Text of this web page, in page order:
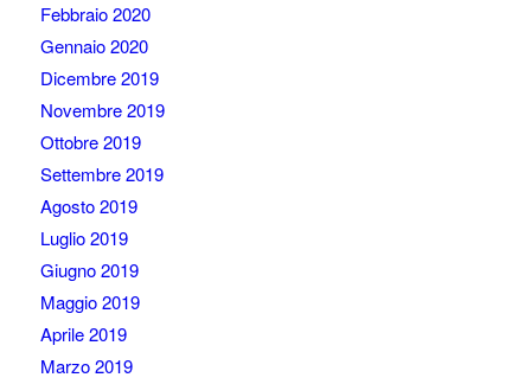
Febbraio 2020
Gennaio 2020
Dicembre 2019
Novembre 2019
Ottobre 2019
Settembre 2019
Agosto 2019
Luglio 2019
Giugno 2019
Maggio 2019
Aprile 2019
Marzo 2019